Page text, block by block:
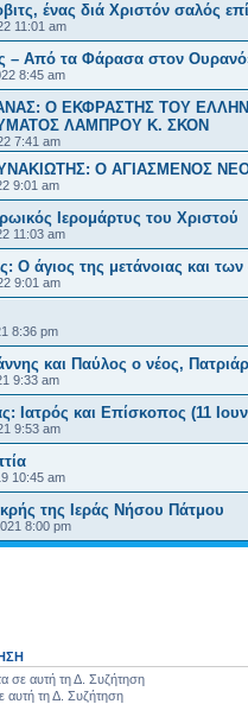
ένας διά Χριστόν σαλός
11:01 am
– Από τα Φάρασα στον
8:45 am
Ο ΕΚΦΡΑΣΤΗΣ ΤΟΥ
ΛΑΜΠΡΟΥ Κ. ΣΚΟΝ
7:41 am
Ο ΑΓΙΑΣΜΕΝΟΣ
9:01 am
Ιερομάρτυς του Χριστού
11:03 am
Ο άγιος της μετάνοιας και
9:01 am
8:36 pm
και Παύλος ο νέος,
9:33 am
Ιατρός και Επίσκοπος (11
9:53 am
10:45 am
της Ιεράς Νήσου Πάτμου
8:00 pm
σε αυτή τη Δ. Συζήτηση
αυτή τη Δ. Συζήτηση